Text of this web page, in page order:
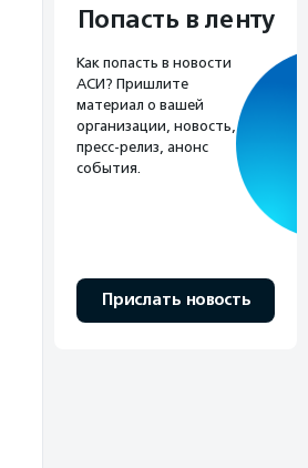
Попасть в ленту
Как попасть в новости
АСИ? Пришлите
материал о вашей
организации, новость,
пресс-релиз, анонс
события.
Прислать новость